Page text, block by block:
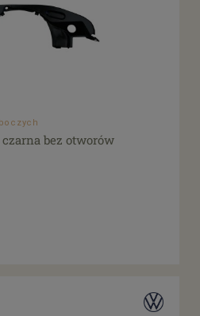
bez otworów